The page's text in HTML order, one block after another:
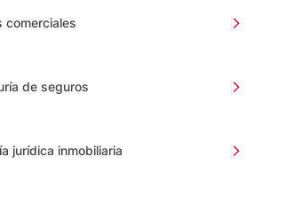
comerciales
de seguros
jurídica inmobiliaria